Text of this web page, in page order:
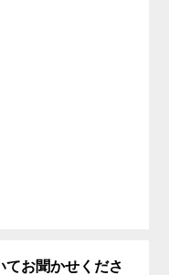
てお聞かせくださ